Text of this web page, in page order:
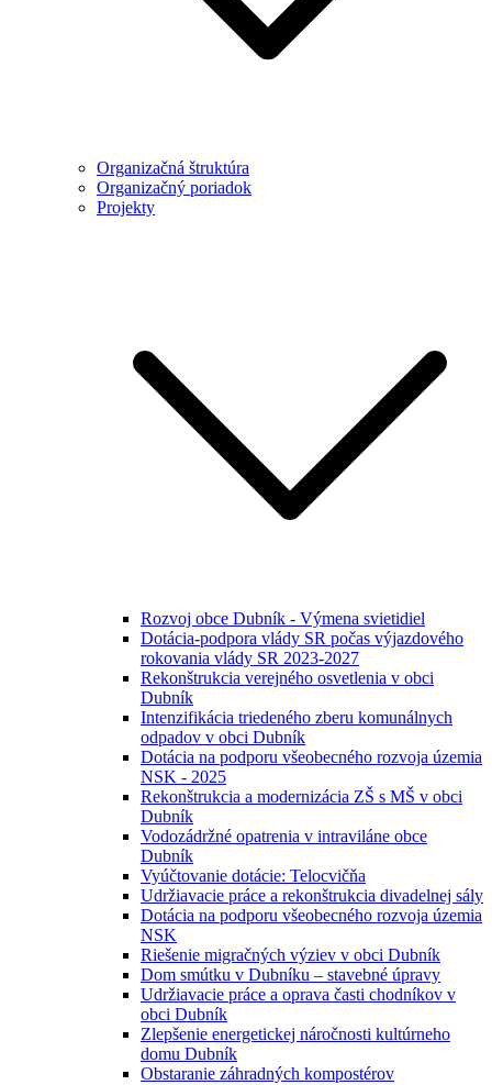
Organizačná štruktúra
Organizačný poriadok
Projekty
Rozvoj obce Dubník - Výmena svietidiel
Dotácia-podpora vlády SR počas výjazdového
rokovania vlády SR 2023-2027
Rekonštrukcia verejného osvetlenia v obci
Dubník
Intenzifikácia triedeného zberu komunálnych
odpadov v obci Dubník
Dotácia na podporu všeobecného rozvoja územia
NSK - 2025
Rekonštrukcia a modernizácia ZŠ s MŠ v obci
Dubník
Vodozádržné opatrenia v intraviláne obce
Dubník
Vyúčtovanie dotácie: Telocvičňa
Udržiavacie práce a rekonštrukcia divadelnej sály
Dotácia na podporu všeobecného rozvoja územia
NSK
Riešenie migračných výziev v obci Dubník
Dom smútku v Dubníku – stavebné úpravy
Udržiavacie práce a oprava časti chodníkov v
obci Dubník
Zlepšenie energetickej náročnosti kultúrneho
domu Dubník
Obstaranie záhradných kompostérov